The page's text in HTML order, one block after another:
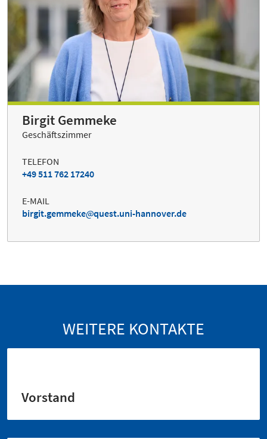
Birgit Gemmeke
Geschäftszimmer
TELEFON
+49 511 762 17240
E-MAIL
birgit.gemmeke
quest.uni-hannover.de
WEITERE KONTAKTE
Vorstand